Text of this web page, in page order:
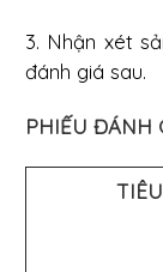
3. Nhận xét
đánh giá sau.
PHIẾU ĐÁNH